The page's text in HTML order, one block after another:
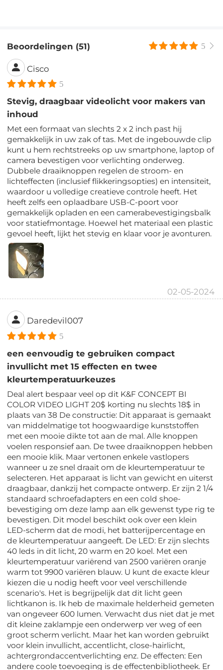
Beoordelingen (51) 5
Cisco
5
Stevig, draagbaar videolicht voor makers van
inhoud
Met een formaat van slechts 2 x 2 inch past hij
gemakkelijk in uw zak of tas. Met de ingebouwde clip
kunt u hem rechtstreeks op uw smartphone, laptop of
camera bevestigen voor verlichting onderweg.
Dubbele draaiknoppen regelen de stroom- en
lichteffecten (inclusief flikkeringsopties) en intensiteit,
waardoor u volledige creatieve controle heeft. Het
heeft zelfs een oplaadbare USB-C-poort voor
gemakkelijk opladen en een camerabevestigingsbalk
voor statiefmontage. Hoewel het materiaal een plastic
gevoel heeft, lijkt het stevig en klaar voor je avonturen.
02-05-2024
Daredevil007
5
een eenvoudig te gebruiken compact
invullicht met 15 effecten en twee
kleurtemperatuurkeuzes
Deal alert bespaar veel op dit K&F CONCEPT BI
COLOR VIDEO LIGHT 20$ korting nu slechts 18$ in
plaats van 38 De constructie: Dit apparaat is gemaakt
van middelmatige tot hoogwaardige kunststoffen
met een mooie dikte tot aan de mal. Alle knoppen
voelen responsief aan. De twee draaiknoppen hebben
een mooie klik. Maar vertonen enkele vastlopers
wanneer u ze snel draait om de kleurtemperatuur te
selecteren. Het apparaat is licht van gewicht en uiterst
draagbaar, dankzij het compacte ontwerp. Er zijn 2 1/4
standaard schroefadapters en een cold shoe-
bevestiging om deze lamp aan elk gewenst type rig te
bevestigen. Dit model beschikt ook over een klein
LED-scherm dat de modi, het batterijpercentage en
de kleurtemperatuur aangeeft. De LED: Er zijn slechts
40 leds in dit licht, 20 warm en 20 koel. Met een
kleurtemperatuur variërend van 2500 variëren oranje
warm tot 9900 variëren blauw. U kunt de exacte kleur
kiezen die u nodig heeft voor veel verschillende
scenario's. Het is begrijpelijk dat dit licht geen
lichtkanon is. Ik heb de maximale helderheid gemeten
van ongeveer 600 lumen. Verwacht dus niet dat je met
dit kleine zaklampje een onderwerp ver weg of een
groot scherm verlicht. Maar het kan worden gebruikt
voor klein invullicht, accentlicht, close-hairlicht,
achtergrondaccentverlichting enz. De effecten: Een
andere coole toevoeging is de effectenbibliotheek. Er